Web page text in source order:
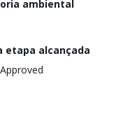
ambiental
etapa alcançada